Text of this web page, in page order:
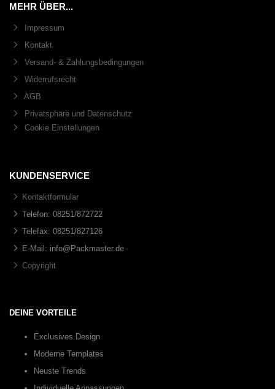
MEHR ÜBER...
Impressum
Kontakt
Versand- & Zahlungsbedingungen
Widerrufsrecht
AGB
Privatsphäre und Datenschutz
Cookie Einstellungen
KUNDENSERVICE
Kontaktformular
Telefon: 08251/872722
Telefax: 08251/827126
E-Mail: info@Packmaster.de
Copyright
DEINE VORTEILE
Exclusives Design
Moderne Templates
Neuste Trends